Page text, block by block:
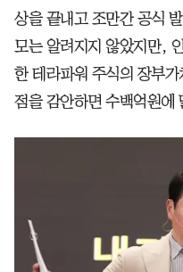
상을 끝내고 조만간 공식
모는 알려지지 않았지만,
한 테라파워 주식의 장부
점을 감안하면 수백억원에